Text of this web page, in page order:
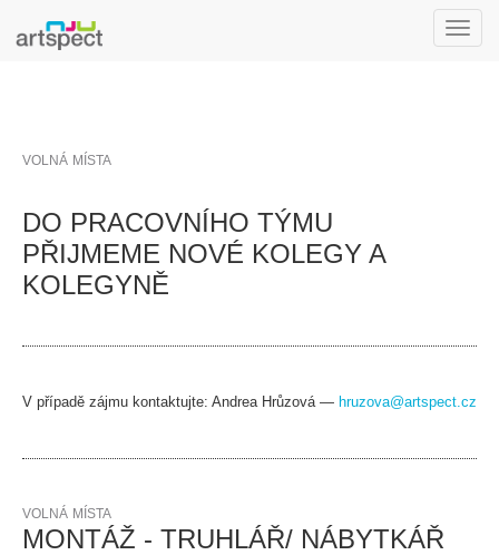
Toggle
VOLNÁ MÍSTA
DO PRACOVNÍHO TÝMU
PŘIJMEME NOVÉ KOLEGY A
KOLEGYNĚ
V případě zájmu kontaktujte: Andrea Hrůzová — hruzova@artspect.cz
VOLNÁ MÍSTA
MONTÁŽ - TRUHLÁŘ/ NÁBYTKÁŘ